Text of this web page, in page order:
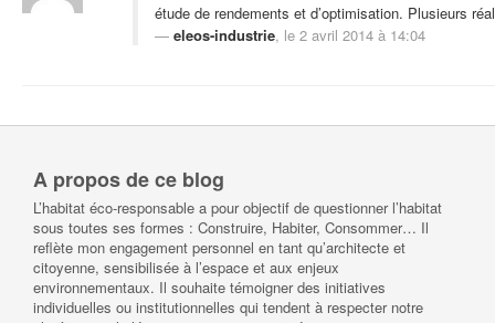
étude de rendements et d’optimisation. Plusieurs
eleos-industrie, le 2 avril 2014 à 14:04
A propos de ce blog
L’habitat éco-responsable a pour objectif de questionner l’habitat
sous toutes ses formes : Construire, Habiter, Consommer… Il
reflète mon engagement personnel en tant qu’architecte et
citoyenne, sensibilisée à l’espace et aux enjeux
environnementaux. Il souhaite témoigner des initiatives
individuelles ou institutionnelles qui tendent à respecter notre